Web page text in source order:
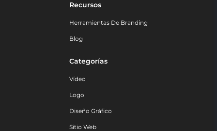
Recursos
Herramientas De Branding
Blog
Categorías
Vídeo
Logo
Diseño Gráfico
Sitio Web